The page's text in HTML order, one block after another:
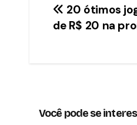
20 ótimos
de R$ 20 na
Você pode se